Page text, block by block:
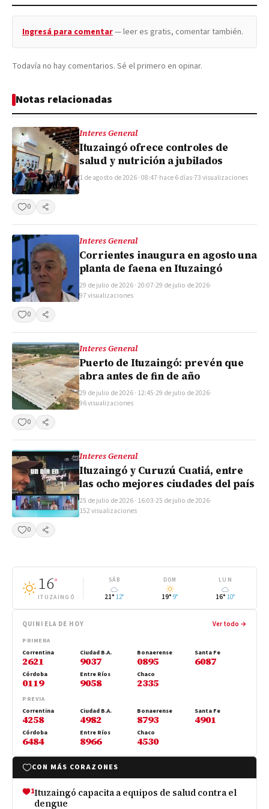
Ingresá para comentar— leer es gratis, comentar también.
Todavía no hay comentarios. Sé el primero en opinar.
Notas relacionadas
Interes General
Ituzaingó ofrece controles de
salud y nutrición a jubilados
1 de agosto de 2026 · 08:47·hace 6 días·73 visualizaciones
0 Compartir
Interes General
Corrientes inaugura en agosto una
planta de faena en Ituzaingó
29 de julio de 2026 · 20:07·29 de julio de 2026·
97 visualizaciones
0
Compartir
Interes General
Puerto de Ituzaingó: prevén que
abra antes de fin de año
29 de julio de 2026 · 12:45·29 de julio de 2026·
96 visualizaciones
0
Compartir
Interes General
Ituzaingó y Curuzú Cuatiá, entre
las ocho mejores ciudades del país
25 de julio de 2026 · 16:03·25 de julio de 2026·
152 visualizaciones
0
Compartir
16°
ITUZAINGÓ
SÁB
21° 12°
DOM
19° 9°
LUN
16° 10°
QUINIELA DE HOY Ver todo →
PRIMERA
Correntina
2621
Ciudad B.A.
9037
Bonaerense
0895
Santa Fe
6087
Córdoba
0119
Entre Ríos
9058
Chaco
2335
PREVIA
Correntina
4258
Ciudad B.A.
4982
Bonaerense
8793
Santa Fe
4901
Córdoba
6484
Entre Ríos
8966
Chaco
4530
CON MÁS CORAZONES
1Ituzaingó capacita a equipos de salud contra el
dengue